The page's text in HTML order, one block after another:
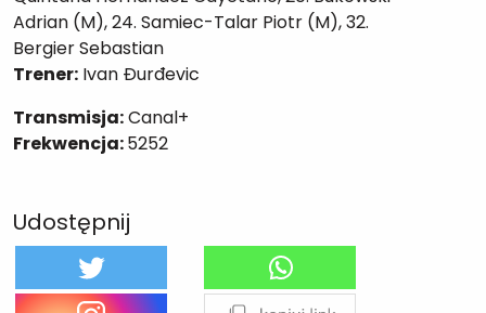
Adrian (M), 24. Samiec-Talar Piotr (M), 32.
Bergier Sebastian
Trener: Ivan Đurđevic
Transmisja:Canal+
Frekwencja:5252
Udostępnij